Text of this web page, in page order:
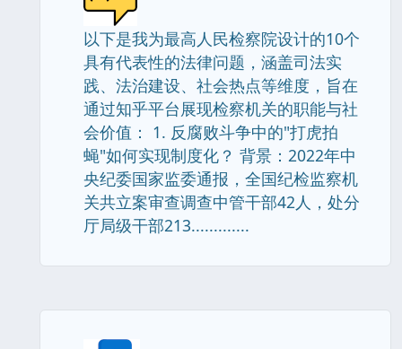
以下是我为最高人民检察院设计的10个
具有代表性的法律问题，涵盖司法实
践、法治建设、社会热点等维度，旨在
通过知乎平台展现检察机关的职能与社
会价值： 1. 反腐败斗争中的"打虎拍
蝇"如何实现制度化？ 背景：2022年中
央纪委国家监委通报，全国纪检监察机
关共立案审查调查中管干部42人，处分
厅局级干部213.............